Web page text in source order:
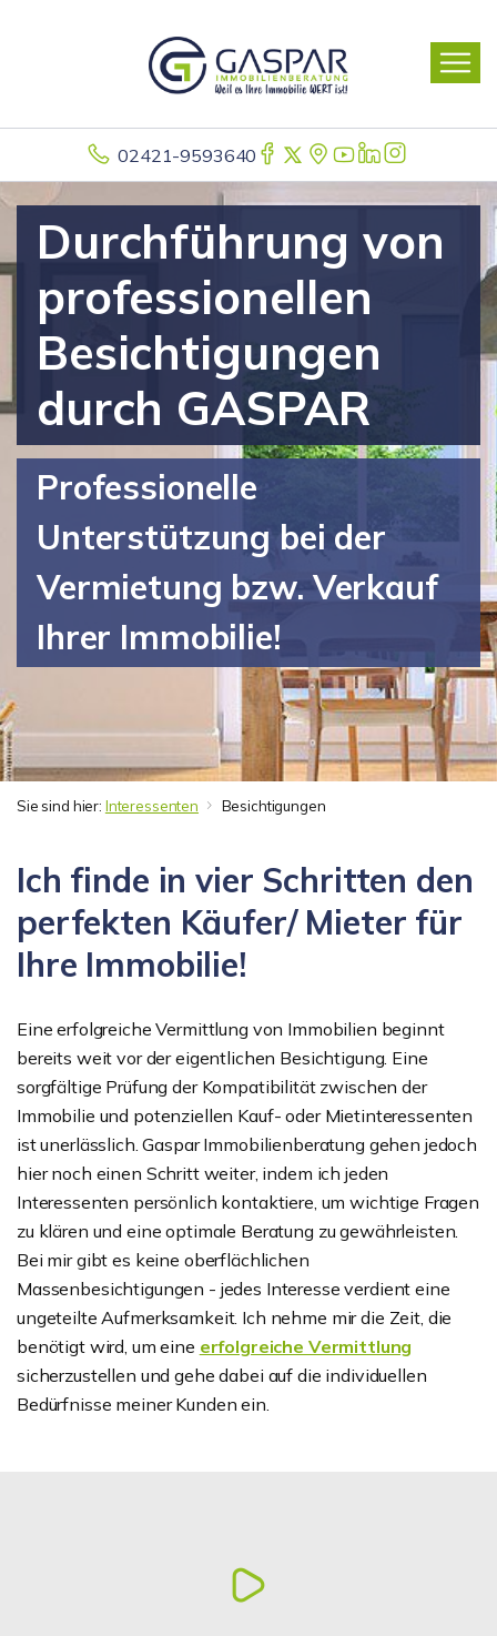
02421-9593640
Durchführung von
professionellen
Besichtigungen
durch GASPAR
Professionelle
Unterstützung bei der
Vermietung bzw. Verkauf
Ihrer Immobilie!
Sie sind hier: Interessenten Besichtigungen
Ich finde in vier Schritten den
perfekten Käufer/ Mieter für
Ihre Immobilie!
Eine erfolgreiche Vermittlung von Immobilien beginnt
bereits weit vor der eigentlichen Besichtigung. Eine
sorgfältige Prüfung der Kompatibilität zwischen der
Immobilie und potenziellen Kauf- oder Mietinteressenten
ist unerlässlich. Gaspar Immobilienberatung gehen jedoch
hier noch einen Schritt weiter, indem ich jeden
Interessenten persönlich kontaktiere, um wichtige Fragen
zu klären und eine optimale Beratung zu gewährleisten.
Bei mir gibt es keine oberflächlichen
Massenbesichtigungen - jedes Interesse verdient eine
ungeteilte Aufmerksamkeit. Ich nehme mir die Zeit, die
benötigt wird, um eine erfolgreiche Vermittlung
sicherzustellen und gehe dabei auf die individuellen
Bedürfnisse meiner Kunden ein.